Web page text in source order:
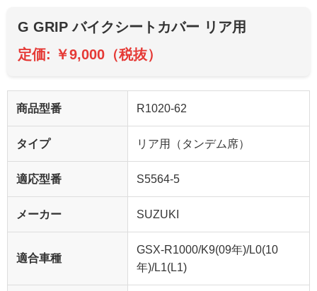
G GRIP バイクシートカバー リア用
定価: ￥9,000（税抜）
商品型番 R1020-62
タイプ リア用（タンデム席）
適応型番 S5564-5
メーカー SUZUKI
適合車種
GSX-R1000/K9(09年)/L0(10
年)/L1(L1)